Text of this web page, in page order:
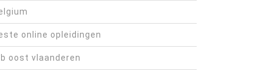
online opleidingen
oost vlaanderen